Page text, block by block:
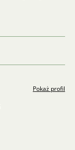
Pokaż profil